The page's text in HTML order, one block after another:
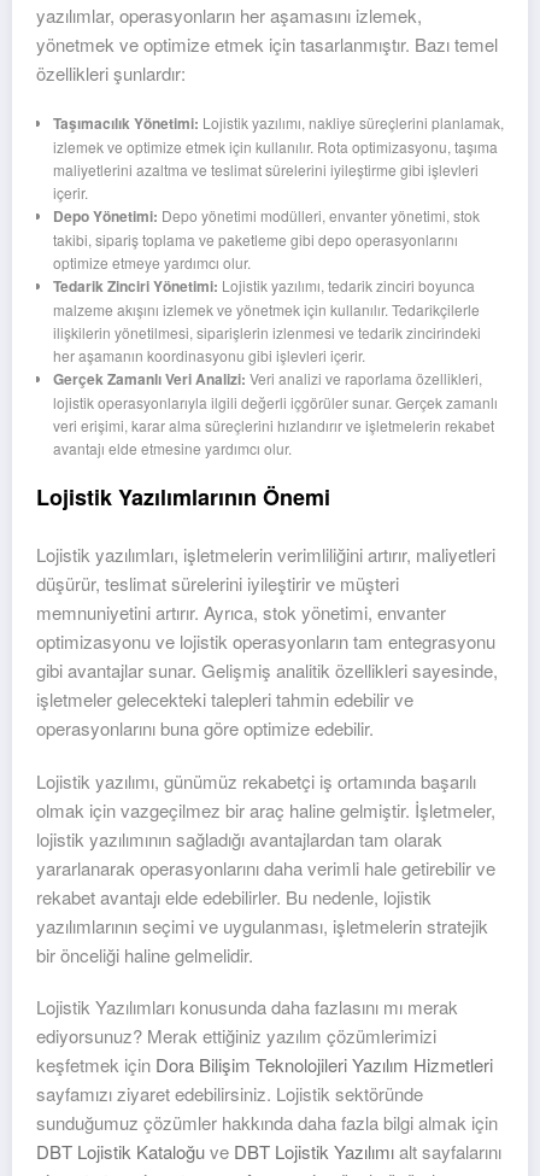
yazılımlar, operasyonların her aşamasını izlemek,
yönetmek ve optimize etmek için tasarlanmıştır. Bazı temel
özellikleri şunlardır:
Taşımacılık Yönetimi: Lojistik yazılımı, nakliye süreçlerini planlamak,
izlemek ve optimize etmek için kullanılır. Rota optimizasyonu, taşıma
maliyetlerini azaltma ve teslimat sürelerini iyileştirme gibi işlevleri
içerir.
Depo Yönetimi: Depo yönetimi modülleri, envanter yönetimi, stok
takibi, sipariş toplama ve paketleme gibi depo operasyonlarını
optimize etmeye yardımcı olur.
Tedarik Zinciri Yönetimi: Lojistik yazılımı, tedarik zinciri boyunca
malzeme akışını izlemek ve yönetmek için kullanılır. Tedarikçilerle
ilişkilerin yönetilmesi, siparişlerin izlenmesi ve tedarik zincirindeki
her aşamanın koordinasyonu gibi işlevleri içerir.
Gerçek Zamanlı Veri Analizi: Veri analizi ve raporlama özellikleri,
lojistik operasyonlarıyla ilgili değerli içgörüler sunar. Gerçek zamanlı
veri erişimi, karar alma süreçlerini hızlandırır ve işletmelerin rekabet
avantajı elde etmesine yardımcı olur.
Lojistik Yazılımlarının Önemi
Lojistik yazılımları, işletmelerin verimliliğini artırır, maliyetleri
düşürür, teslimat sürelerini iyileştirir ve müşteri
memnuniyetini artırır. Ayrıca, stok yönetimi, envanter
optimizasyonu ve lojistik operasyonların tam entegrasyonu
gibi avantajlar sunar. Gelişmiş analitik özellikleri sayesinde,
işletmeler gelecekteki talepleri tahmin edebilir ve
operasyonlarını buna göre optimize edebilir.
Lojistik yazılımı, günümüz rekabetçi iş ortamında başarılı
olmak için vazgeçilmez bir araç haline gelmiştir. İşletmeler,
lojistik yazılımının sağladığı avantajlardan tam olarak
yararlanarak operasyonlarını daha verimli hale getirebilir ve
rekabet avantajı elde edebilirler. Bu nedenle, lojistik
yazılımlarının seçimi ve uygulanması, işletmelerin stratejik
bir önceliği haline gelmelidir.
Lojistik Yazılımları konusunda daha fazlasını mı merak
ediyorsunuz? Merak ettiğiniz yazılım çözümlerimizi
keşfetmek için Dora Bilişim Teknolojileri Yazılım Hizmetleri
sayfamızı ziyaret edebilirsiniz. Lojistik sektöründe
sunduğumuz çözümler hakkında daha fazla bilgi almak için
DBT Lojistik Kataloğuve DBT Lojistik Yazılımıalt sayfalarını